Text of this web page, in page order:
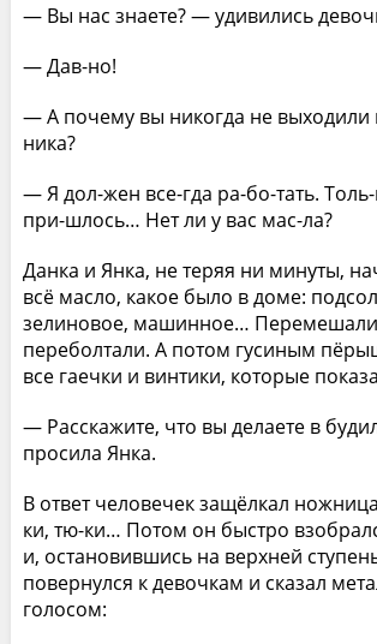
— Вы нас знаете? — удивились
— Дав-но!
— А почему вы никогда не выходили
ника?
— Я дол-жен все-гда ра-бо-тать.
при-шлось… Нет ли у вас мас-ла?
Данка и Янка, не теряя ни минуты,
всё масло, какое было в доме:
зелиновое, машинное… Перемешали
переболтали. А потом гусиным
все гаечки и вин­тики, которые
— Расскажите, что вы делаете в
просила Янка.
В ответ человечек защёлкал
ки, тю-ки… Потом он быстро
и, остановившись на верхней
повернулся к де­вочкам и сказал
голосом: